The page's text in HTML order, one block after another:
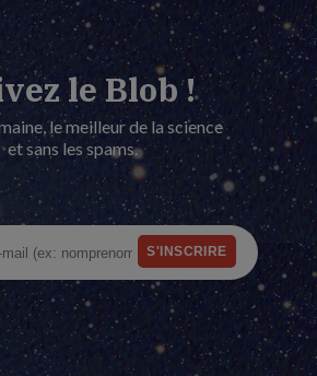
le Blob !
le meilleur de la science
et sans les spams.